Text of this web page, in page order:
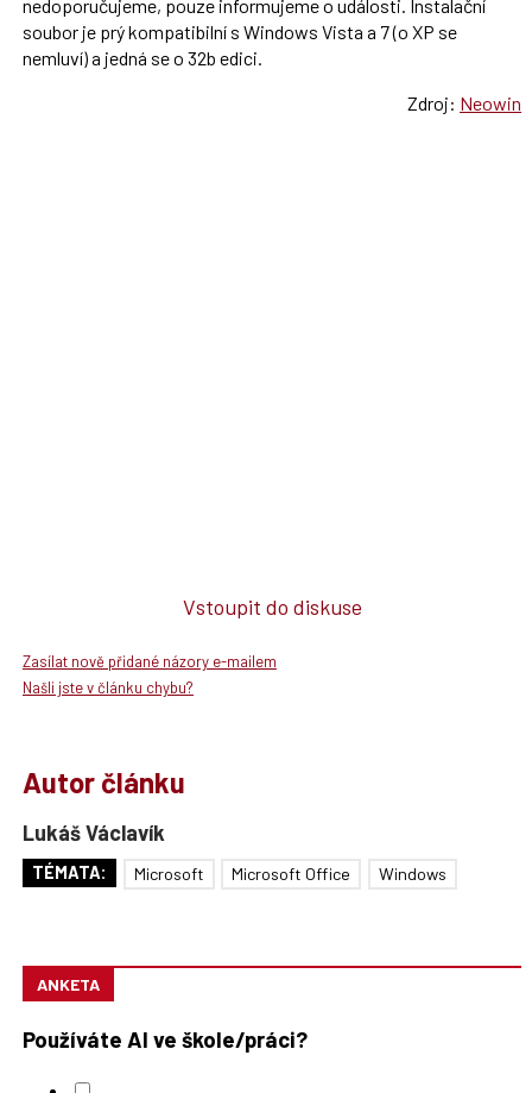
nedoporučujeme, pouze informujeme o události. Instalační
soubor je prý kompatibilní s Windows Vista a 7 (o XP se
nemluví) a jedná se o 32b edici.
Zdroj: Neowin
Vstoupit do diskuse
Zasílat nově přidané názory e-mailem
Našli jste v článku chybu?
Autor článku
Lukáš Václavík
TÉMATA: Microsoft Microsoft Office Windows
ANKETA
Používáte AI ve škole/práci?